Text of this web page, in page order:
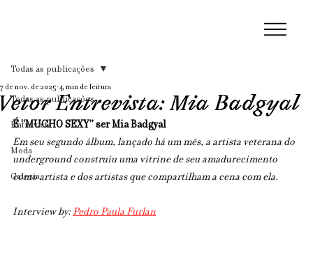
Todas as publicações
Entrevista
Moda
Galeria
Todas as publicações
Vetor Entrevista: Mia Badgyal
7 de nov. de 2025 4 min de leitura
É “MUCHO SEXY” ser Mia Badgyal
Em seu segundo álbum, lançado há um mês, a artista veterana do
underground construiu uma vitrine de seu amadurecimento
como artista e dos artistas que compartilham a cena com ela.
Interview by: Pedro Paula Furlan